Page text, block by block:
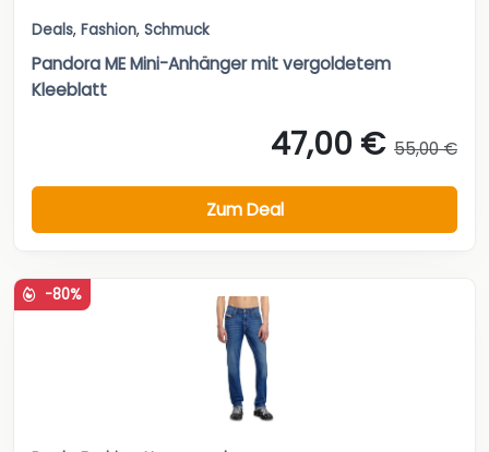
Deals, Fashion, Schmuck
Pandora ME Mini-Anhänger mit vergoldetem
Kleeblatt
47,00 € 55,00 €
Zum Deal
-80%